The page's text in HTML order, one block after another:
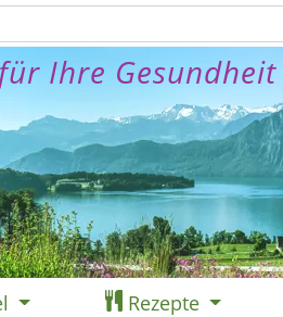
Ihre Gesundheit
Rezepte